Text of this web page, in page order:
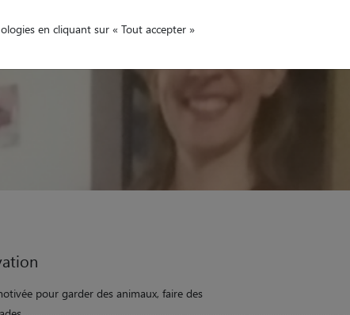
pour garder des animaux, faire des
en cliquant sur « Tout accepter »